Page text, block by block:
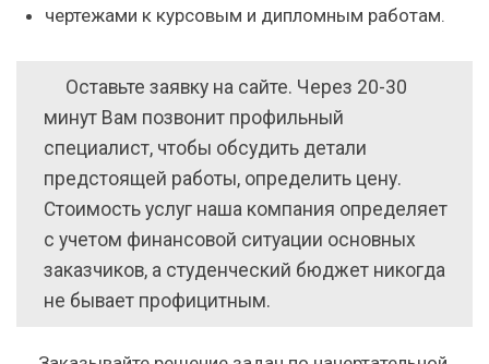
чертежами к курсовым и дипломным работам.
Оставьте заявку на сайте. Через 20-30
минут Вам позвонит профильный
специалист, чтобы обсудить детали
предстоящей работы, определить цену.
Стоимость услуг наша компания определяет
с учетом финансовой ситуации основных
заказчиков, а студенческий бюджет никогда
не бывает профицитным.